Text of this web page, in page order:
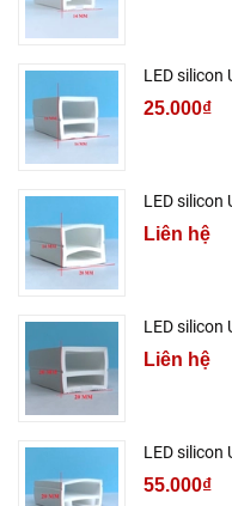
LED silicon
25.000₫
LED silicon
Liên hệ
LED silicon
Liên hệ
LED silicon
55.000₫